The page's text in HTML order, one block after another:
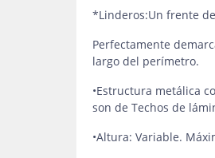
*Linderos:Un frente
Perfectamente
largo del perímetro.
•Estructura metálica
son de Techos de
•Altura: Variable.